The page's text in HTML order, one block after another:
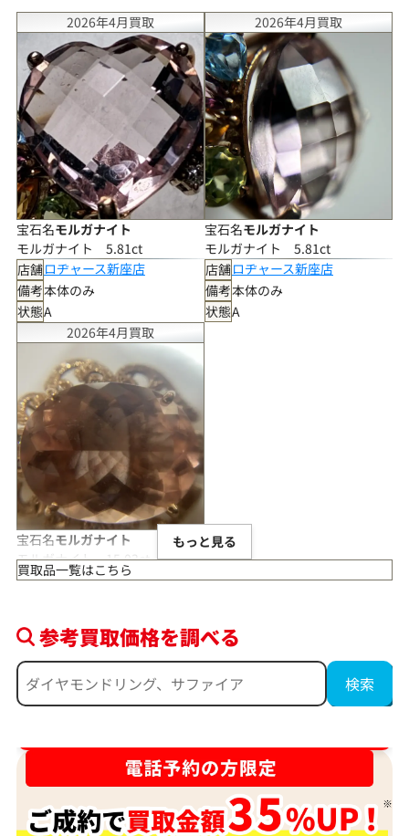
着用された形跡がなく、石・地金ともに大変状態の良い商品
S（未使用に近い）
ごくわずかな保管上の変化は見られるものの、使用感のない状態
の良い商品
A+（非常にきれい）
わずかな使用の形跡は見られるが、石・地金ともに非常に良好な
状態の商品
A（きれい）
少々の小傷や使用感は見受けられるが、全体として状態の良い商
品
B+（ややきれい）
細かな小傷や軽微な使用感は見られるが、比較的良好な状態の商
品
B（使用感あり）
傷、擦れ、変形、石の緩み等が見られる商品
2026年4月買取
宝石名モルガナイト
モルガナイト 5.81ct
店舗ロヂャース新座店
備考本体のみ
状態A
2026年4月買取
宝石名モルガナイト
モルガナイト 5.81ct
店舗ロヂャース新座店
備考本体のみ
状態A
2026年4月買取
宝石名モルガナイト
モルガナイト 15.03ct
店舗出張買取
もっと見る
買取品一覧はこちら
参考買取価格を調べる